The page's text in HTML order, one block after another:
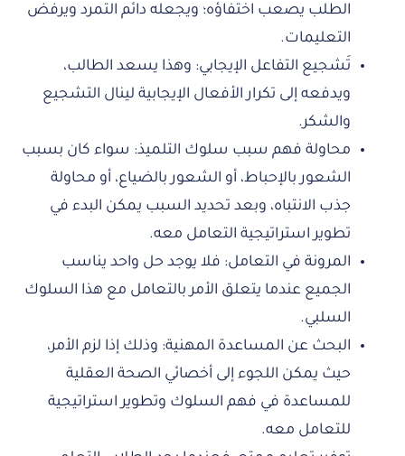
الطلب يصعب اختفاؤه؛ ويجعله دائم التمرد ويرفض
التعليمات.
تَشجيع التفاعل الإيجابي: وهذا يسعد الطالب،
ويدفعه إلى تكرار الأفعال الإيجابية لينال التشجيع
والشكر.
محاولة فهم سبب سلوك التلميذ: سواء كان بسبب
الشعور بالإحباط، أو الشعور بالضياع، أو محاولة
جذب الانتباه، وبعد تحديد السبب يمكن البدء في
تطوير استراتيجية التعامل معه.
المرونة في التعامل: فلا يوجد حل واحد يناسب
الجميع عندما يتعلق الأمر بالتعامل مع هذا السلوك
السلبي.
البحث عن المساعدة المهنية: وذلك إذا لزم الأمر،
حيث يمكن اللجوء إلى أخصائي الصحة العقلية
للمساعدة في فهم السلوك وتطوير استراتيجية
للتعامل معه.